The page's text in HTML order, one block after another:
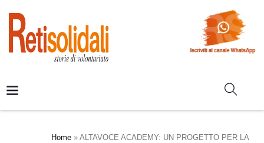
Home » ALTAVOCE ACADEMY: UN PROGETTO PER LA